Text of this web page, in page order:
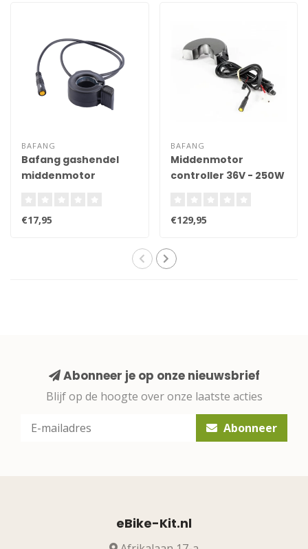
BAFANG
Bafang gashendel
middenmotor
€17,95
BAFANG
Middenmotor
controller 36V - 250W
€129,95
Abonneer je op onze nieuwsbrief
Blijf op de hoogte over onze laatste acties
Abonneer
eBike-Kit.nl